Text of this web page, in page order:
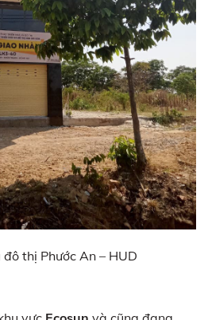
thị Phước An – HUD